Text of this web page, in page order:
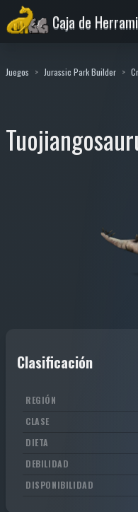
Caja de
Juegos Jurassic Park Builder
Clasificación
REGIÓN
CLASE
DIETA
DEBILIDAD
DISPONIBILIDAD